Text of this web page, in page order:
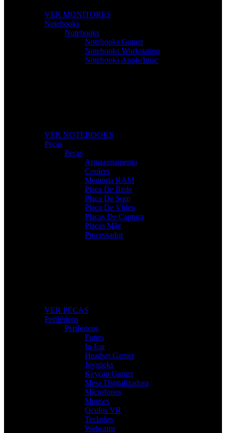
VER MONITORES
Notebooks
Notebooks
Notebooks Gamer
Notebooks Workstation
Notebooks Apple/Imac
VER NOTEBOOKS
Peças
Peças
Armazenamento
Coolers
Memória RAM
Placa De Rede
Placa De Som
Placa De Vídeo
Placas De Captura
Placas Mãe
Processador
VER PEÇAS
Periféricos
Periféricos
Fones
In-Ear
Headset Gamer
Joysticks
Keycap Gamer
Mesa Digitalizadora
Microfones
Mouses
Óculos VR
Teclados
Webcams